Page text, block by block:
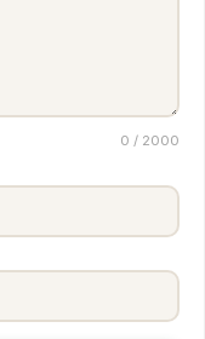
0 / 2000